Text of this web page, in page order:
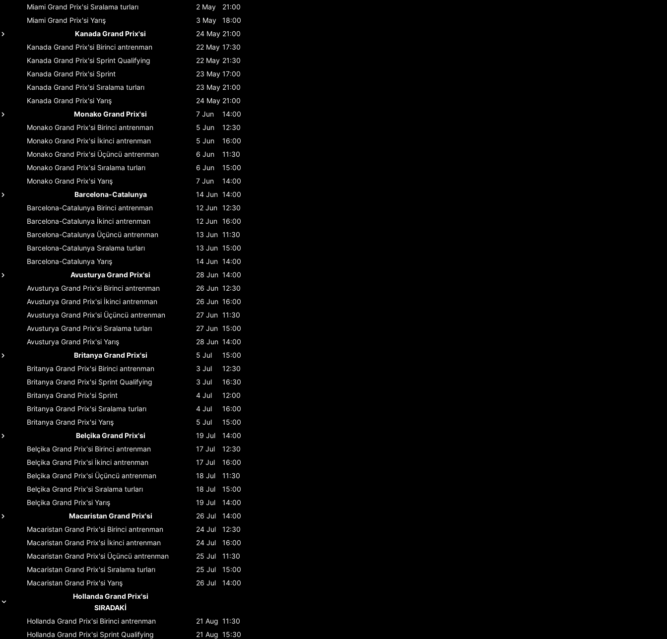
Miami Grand Prix'si Sıralama turları 2 May
21:00
Miami Grand Prix'si Yarış 3 May
18:00
Kanada Grand Prix'si
24 May 21:00
Kanada Grand Prix'si Birinci antrenman 22 May 17:30
Kanada Grand Prix'si Sprint Qualifying 22 May 21:30
Kanada Grand Prix'si Sprint 23 May 17:00
Kanada Grand Prix'si Sıralama turları 23 May 21:00
Kanada Grand Prix'si Yarış 24 May 21:00
Monako Grand Prix'si
7 Jun
14:00
Monako Grand Prix'si Birinci antrenman 5 Jun
12:30
Monako Grand Prix'si İkinci antrenman 5 Jun
16:00
Monako Grand Prix'si Üçüncü antrenman 6 Jun
11:30
Monako Grand Prix'si Sıralama turları 6 Jun
15:00
Monako Grand Prix'si Yarış 7 Jun
14:00
Barcelona-Catalunya
14 Jun 14:00
Barcelona-Catalunya Birinci antrenman 12 Jun 12:30
Barcelona-Catalunya İkinci antrenman 12 Jun 16:00
Barcelona-Catalunya Üçüncü antrenman 13 Jun 11:30
Barcelona-Catalunya Sıralama turları 13 Jun 15:00
Barcelona-Catalunya Yarış 14 Jun 14:00
Avusturya Grand Prix'si
28 Jun 14:00
Avusturya Grand Prix'si Birinci antrenman 26 Jun 12:30
Avusturya Grand Prix'si İkinci antrenman 26 Jun 16:00
Avusturya Grand Prix'si Üçüncü antrenman 27 Jun 11:30
Avusturya Grand Prix'si Sıralama turları 27 Jun 15:00
Avusturya Grand Prix'si Yarış 28 Jun 14:00
Britanya Grand Prix'si
5 Jul
15:00
Britanya Grand Prix'si Birinci antrenman 3 Jul
12:30
Britanya Grand Prix'si Sprint Qualifying 3 Jul
16:30
Britanya Grand Prix'si Sprint 4 Jul
12:00
Britanya Grand Prix'si Sıralama turları 4 Jul
16:00
Britanya Grand Prix'si Yarış 5 Jul
15:00
Belçika Grand Prix'si
19 Jul
14:00
Belçika Grand Prix'si Birinci antrenman 17 Jul
12:30
Belçika Grand Prix'si İkinci antrenman 17 Jul
16:00
Belçika Grand Prix'si Üçüncü antrenman 18 Jul
11:30
Belçika Grand Prix'si Sıralama turları 18 Jul
15:00
Belçika Grand Prix'si Yarış 19 Jul
14:00
Macaristan Grand Prix'si
26 Jul
14:00
Macaristan Grand Prix'si Birinci antrenman 24 Jul
12:30
Macaristan Grand Prix'si İkinci antrenman 24 Jul
16:00
Macaristan Grand Prix'si Üçüncü antrenman 25 Jul
11:30
Macaristan Grand Prix'si Sıralama turları 25 Jul
15:00
Macaristan Grand Prix'si Yarış 26 Jul
14:00
Hollanda Grand Prix'si
SIRADAKİ
Hollanda Grand Prix'si Birinci antrenman 21 Aug 11:30
Hollanda Grand Prix'si Sprint Qualifying 21 Aug 15:30